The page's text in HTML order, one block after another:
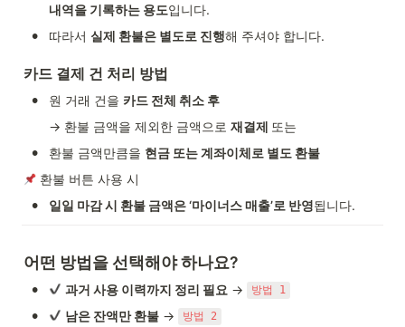
내역을 기록하는 용도입니다.
• 따라서 실제 환불은 별도로 진행해 주셔야 합니다.
카드 결제 건 처리 방법
• 원 거래 건을 카드 전체 취소 후
→ 환불 금액을 제외한 금액으로 재결제 또는
• 환불 금액만큼을 현금 또는 계좌이체로 별도 환불
환불 버튼 사용 시
• 일일 마감 시 환불 금액은 ‘마이너스 매출’로 반영됩니다.
어떤 방법을 선택해야 하나요?
• 과거 사용 이력까지 정리 필요 → 방법 1
• 남은 잔액만 환불 → 방법 2